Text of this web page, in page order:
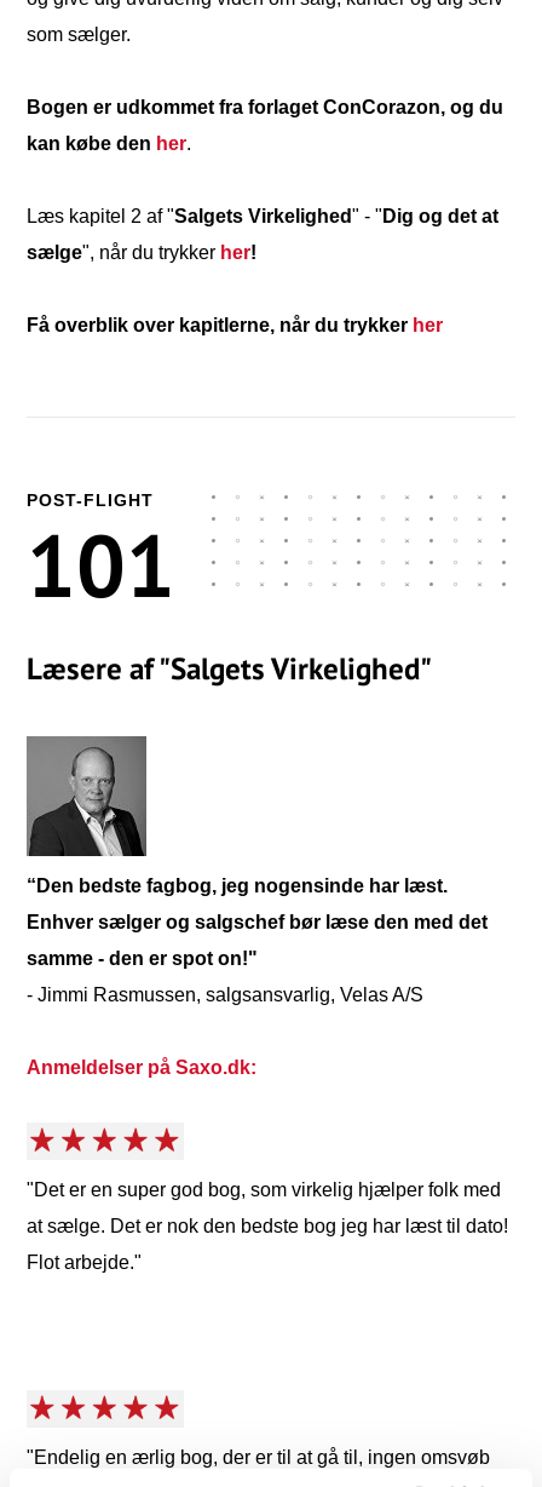
som sælger.
Bogen er udkommet fra forlaget ConCorazon, og du
kan købe den her.
Læs kapitel 2 af "Salgets Virkelighed" - " Dig og det at
sælge", når du trykker her!
Få overblik over kapitlerne, når du trykker her
POST-FLIGHT
101
Læsere af "Salgets Virkelighed"
“Den bedste fagbog, jeg nogensinde har læst.
Enhver sælger og salgschef bør læse den med det
samme - den er spot on!"
- Jimmi Rasmussen, salgsansvarlig, Velas A/S
Anmeldelser på Saxo.dk:
"Det er en super god bog, som virkelig hjælper folk med
at sælge. Det er nok den bedste bog jeg har læst til dato!
Flot arbejde."
"Endelig en ærlig bog, der er til at gå til, ingen omsvøb